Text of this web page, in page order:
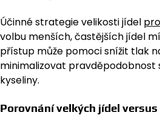
Účinné strategie velikosti jídel
volbu menších, častějších jídel
přístup může pomoci snížit tlak
minimalizovat pravděpodobnost
kyseliny.
Porovnání velkých jídel